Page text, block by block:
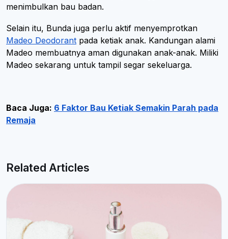
menimbulkan bau badan.
Selain itu, Bunda juga perlu aktif menyemprotkan
Madeo Deodorant pada ketiak anak. Kandungan alami
Madeo membuatnya aman digunakan anak-anak. Miliki
Madeo sekarang untuk tampil segar sekeluarga.
Baca Juga: 6 Faktor Bau Ketiak Semakin Parah pada
Remaja
Related Articles